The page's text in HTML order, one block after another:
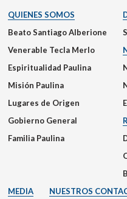
QUIENES SOMOS
Beato Santiago Alberione
Venerable Tecla Merlo
Espiritualidad Paulina
Misión Paulina
Lugares de Origen
Gobierno General
Familia Paulina
MEDIA
NUESTROS